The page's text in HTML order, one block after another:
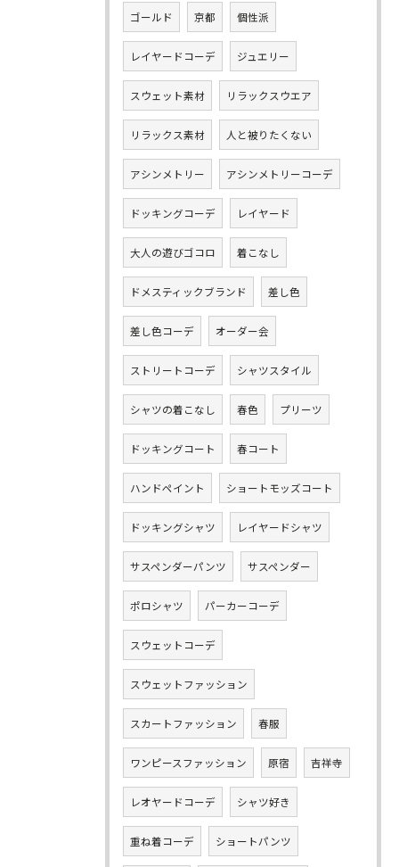
ゴールド 京都 個性派
レイヤードコーデ ジュエリー
スウェット素材 リラックスウエア
リラックス素材 人と被りたくない
アシンメトリー アシンメトリーコーデ
ドッキングコーデ レイヤード
大人の遊びゴコロ 着こなし
ドメスティックブランド 差し色
差し色コーデ オーダー会
ストリートコーデ シャツスタイル
シャツの着こなし 春色 プリーツ
ドッキングコート 春コート
ハンドペイント ショートモッズコート
ドッキングシャツ レイヤードシャツ
サスペンダーパンツ サスペンダー
ポロシャツ パーカーコーデ
スウェットコーデ
スウェットファッション
スカートファッション 春服
ワンピースファッション 原宿 吉祥寺
レオヤードコーデ シャツ好き
重ね着コーデ ショートパンツ